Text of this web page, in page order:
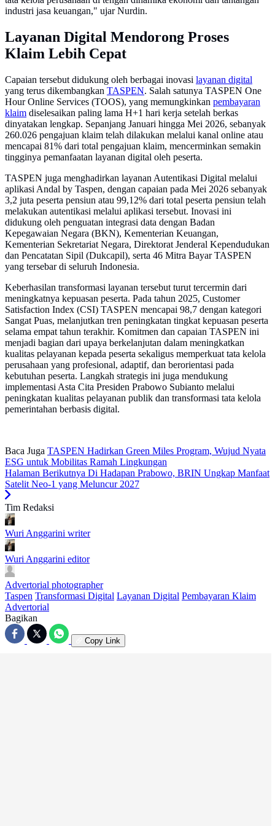
industri jasa keuangan," ujar Nurdin.
Layanan Digital Mendorong Proses
Klaim Lebih Cepat
Capaian tersebut didukung oleh berbagai inovasi layanan digital
yang terus dikembangkan TASPEN. Salah satunya TASPEN One
Hour Online Services (TOOS), yang memungkinkan pembayaran
klaim diselesaikan paling lama H+1 hari kerja setelah berkas
dinyatakan lengkap. Sepanjang Januari hingga Mei 2026, sebanyak
260.026 pengajuan klaim telah dilakukan melalui kanal online atau
mencapai 81% dari total pengajuan klaim, mencerminkan semakin
tingginya pemanfaatan layanan digital oleh peserta.
TASPEN juga menghadirkan layanan Autentikasi Digital melalui
aplikasi Andal by Taspen, dengan capaian pada Mei 2026 sebanyak
3,2 juta peserta pensiun atau 99,12% dari total peserta pensiun telah
melakukan autentikasi melalui aplikasi tersebut. Inovasi ini
didukung oleh penguatan integrasi data dengan Badan
Kepegawaian Negara (BKN), Kementerian Keuangan,
Kementerian Sekretariat Negara, Direktorat Jenderal Kependudukan
dan Pencatatan Sipil (Dukcapil), serta 46 Mitra Bayar TASPEN
yang tersebar di seluruh Indonesia.
Keberhasilan transformasi layanan tersebut turut tercermin dari
meningkatnya kepuasan peserta. Pada tahun 2025, Customer
Satisfaction Index (CSI) TASPEN mencapai 98,7 dengan kategori
Sangat Puas, melanjutkan tren peningkatan tingkat kepuasan peserta
selama empat tahun terakhir. Komitmen dan capaian TASPEN ini
menjadi bagian dari upaya berkelanjutan dalam meningkatkan
kualitas pelayanan kepada peserta sekaligus memperkuat tata kelola
perusahaan yang profesional, adaptif, dan berorientasi pada
kebutuhan peserta. Langkah strategis ini juga mendukung
implementasi Asta Cita Presiden Prabowo Subianto melalui
peningkatan kualitas pelayanan publik dan transformasi tata kelola
pemerintahan berbasis digital.
Baca Juga TASPEN Hadirkan Green Miles Program, Wujud Nyata
ESG untuk Mobilitas Ramah Lingkungan
Halaman Berikutnya Di Hadapan Prabowo, BRIN Ungkap Manfaat
Satelit Neo-1 yang Meluncur 2027
Tim Redaksi
Wuri Anggarini writer
Wuri Anggarini editor
Advertorial photographer
Taspen Transformasi Digital Layanan Digital Pembayaran Klaim
Advertorial
Bagikan
Copy Link